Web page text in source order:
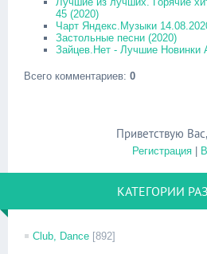
45 (2020)
Чарт Яндекс.Музыки
Застольные песни (2020)
Зайцев.Нет - Лучшие Новинки
Всего комментариев: 0
Приветствую Вас,
Регистрация|
КАТЕГОРИИ
Club, Dance [892]